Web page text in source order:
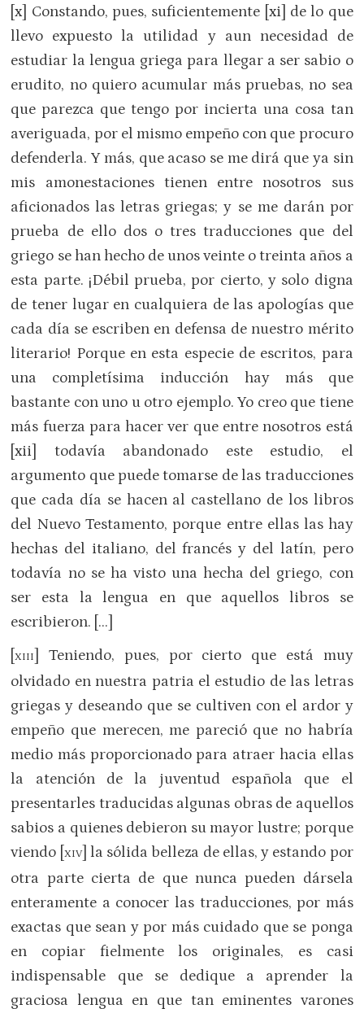
[x] Constando, pues, suficientemente [xi] de lo que
llevo expuesto la utilidad y aun necesidad de
estudiar la lengua griega para llegar a ser sabio o
erudito, no quiero acumular más pruebas, no sea
que parezca que tengo por incierta una cosa tan
averiguada, por el mismo empeño con que procuro
defenderla. Y más, que acaso se me dirá que ya sin
mis amonestaciones tienen entre nosotros sus
aficionados las letras griegas; y se me darán por
prueba de ello dos o tres traducciones que del
griego se han hecho de unos veinte o treinta años a
esta parte. ¡Débil prueba, por cierto, y solo digna
de tener lugar en cualquiera de las apologías que
cada día se escriben en defensa de nuestro mérito
literario! Porque en esta especie de escritos, para
una completísima inducción hay más que
bastante con uno u otro ejemplo. Yo creo que tiene
más fuerza para hacer ver que entre nosotros está
[xii] todavía abandonado este estudio, el
argumento que puede tomarse de las traducciones
que cada día se hacen al castellano de los libros
del Nuevo Testamento, porque entre ellas las hay
hechas del italiano, del francés y del latín, pero
todavía no se ha visto una hecha del griego, con
ser esta la lengua en que aquellos libros se
escribieron. […]
[XIII
] Teniendo, pues, por cierto que está muy
olvidado en nuestra patria el estudio de las letras
griegas y deseando que se cultiven con el ardor y
empeño que merecen, me pareció que no habría
medio más proporcionado para atraer hacia ellas
la atención de la juventud española que el
presentarles traducidas algunas obras de aquellos
sabios a quienes debieron su mayor lustre; porque
viendo [
XIV] la sólida belleza de ellas, y estando por
otra parte cierta de que nunca pueden dársela
enteramente a conocer las traducciones, por más
exactas que sean y por más cuidado que se ponga
en copiar fielmente los originales, es casi
indispensable que se dedique a aprender la
graciosa lengua en que tan eminentes varones